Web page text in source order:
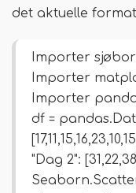
det aktuelle
Importer
Importer
Importer
df =
"Dag 2":